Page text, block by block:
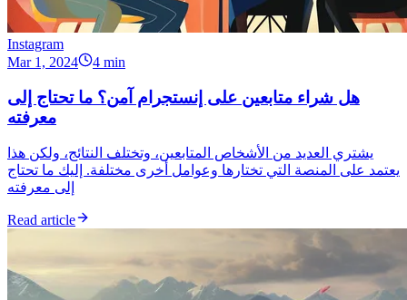
Instagram
Mar 1, 2024
4 min
هل شراء متابعين على إنستجرام آمن؟ ما تحتاج إلى
معرفته
يشتري العديد من الأشخاص المتابعين، وتختلف النتائج، ولكن هذا
يعتمد على المنصة التي تختارها وعوامل أخرى مختلفة. إليك ما تحتاج
إلى معرفته
Read article